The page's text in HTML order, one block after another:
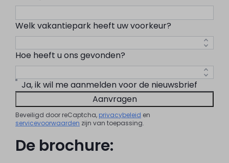
Welk vakantiepark heeft uw voorkeur?
Hoe heeft u ons gevonden?
Ja, ik wil me aanmelden voor de nieuwsbrief
Aanvragen
Beveiligd door reCaptcha, privacybeleid en
servicevoorwaarden zijn van toepassing.
De brochure: